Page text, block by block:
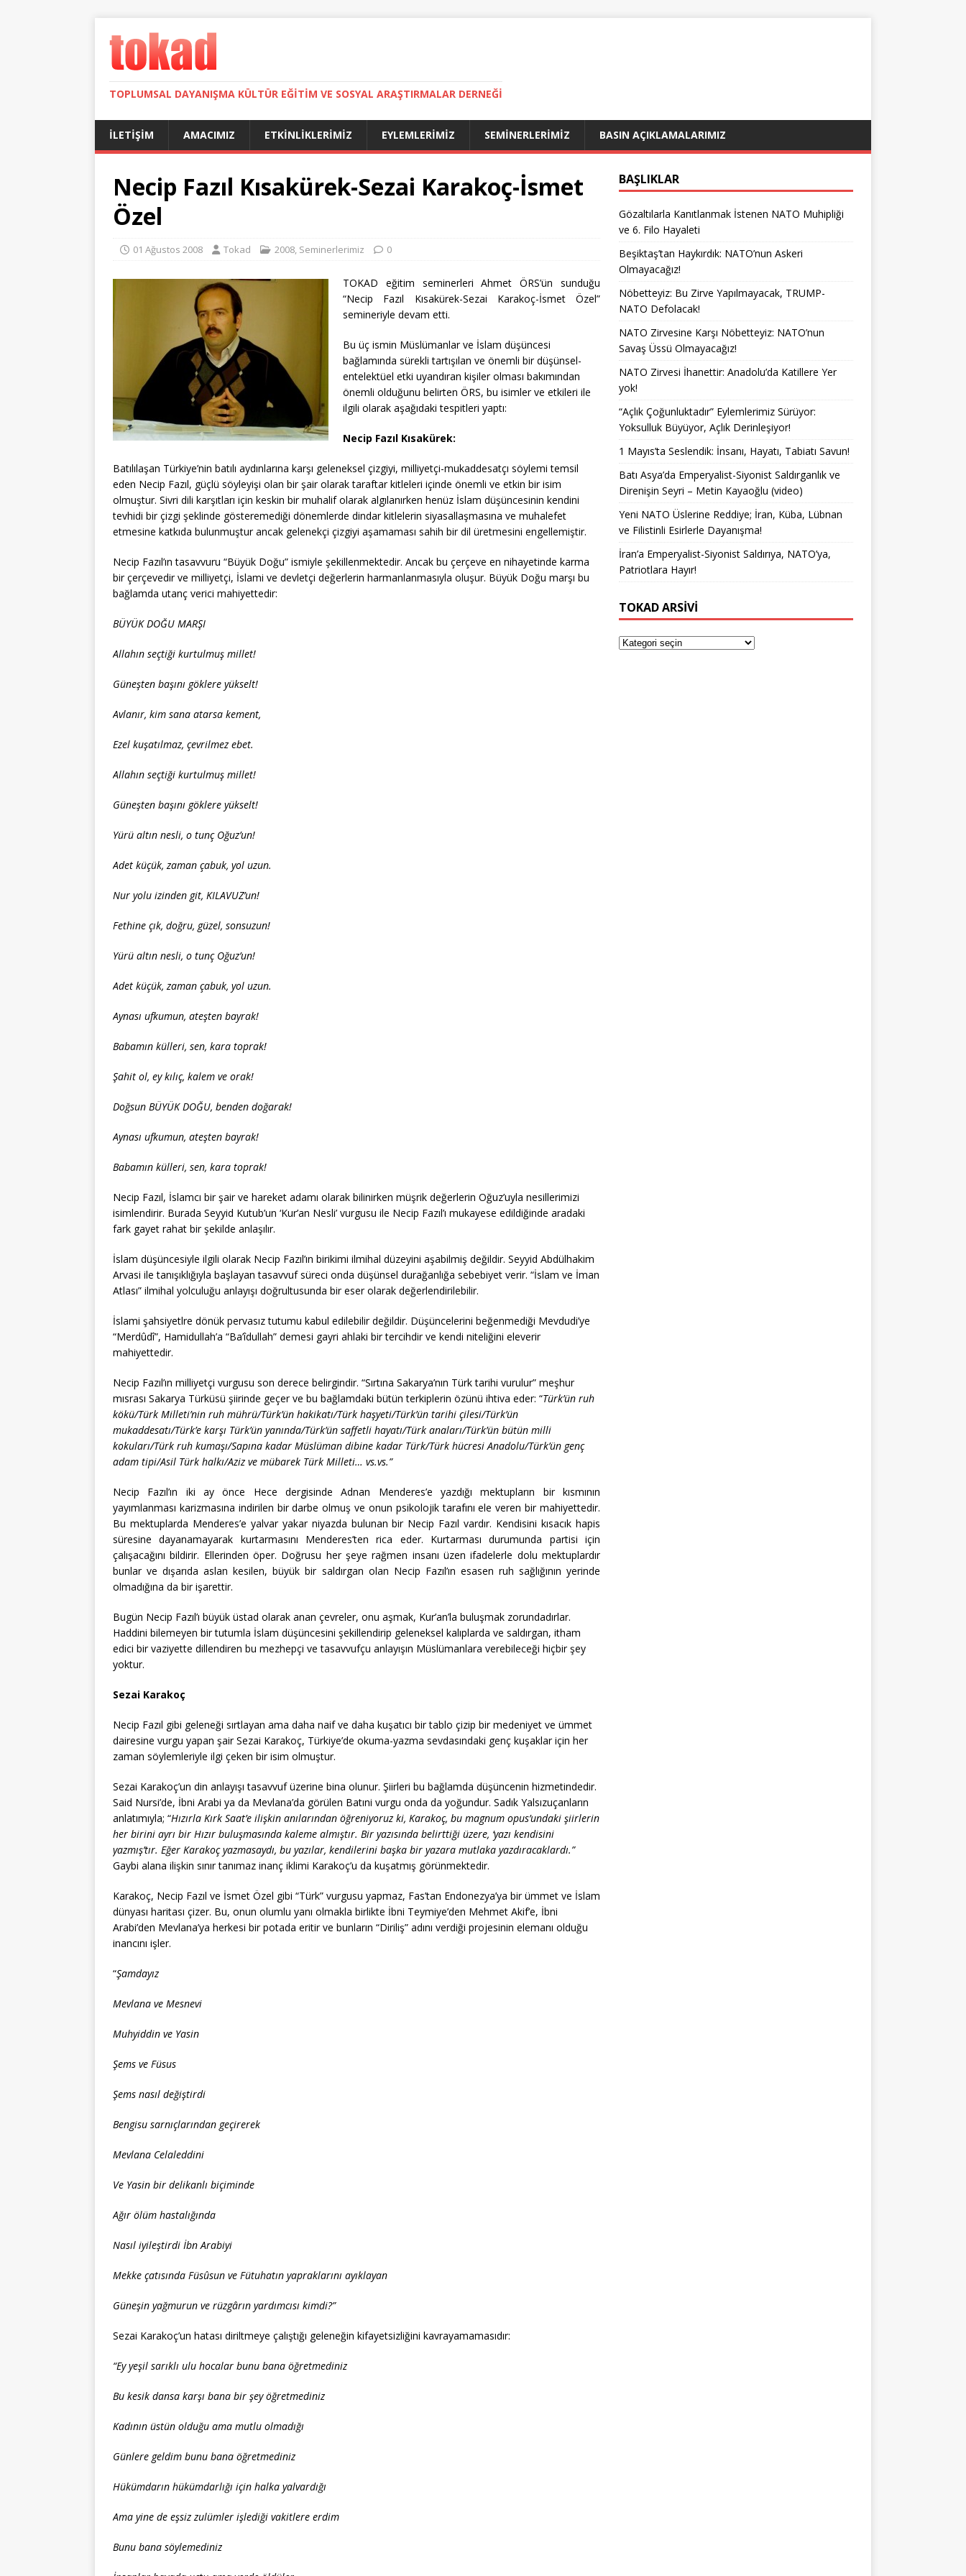
TOPLUMSAL DAYANIŞMA KÜLTÜR EĞITIM VE SOSYAL ARAŞTIRMALAR DERNEĞI
İLETIŞIM AMACIMIZ ETKINLIKLERIMIZ EYLEMLERIMIZ SEMINERLERIMIZ BASIN AÇIKLAMALARIMIZ
Necip Fazıl Kısakürek-Sezai Karakoç-İsmet
Özel
01 Ağustos 2008 Tokad 2008, Seminerlerimiz 0
TOKAD eğitim seminerleri Ahmet ÖRS’ün sunduğu
“Necip Fazıl Kısakürek-Sezai Karakoç-İsmet Özel”
semineriyle devam etti.
Bu üç ismin Müslümanlar ve İslam düşüncesi
bağlamında sürekli tartışılan ve önemli bir düşünsel-
entelektüel etki uyandıran kişiler olması bakımından
önemli olduğunu belirten ÖRS, bu isimler ve etkileri ile
ilgili olarak aşağıdaki tespitleri yaptı:
Necip Fazıl Kısakürek:
Batılılaşan Türkiye’nin batılı aydınlarına karşı geleneksel çizgiyi, milliyetçi-mukaddesatçı söylemi temsil
eden Necip Fazıl, güçlü söyleyişi olan bir şair olarak taraftar kitleleri içinde önemli ve etkin bir isim
olmuştur. Sivri dili karşıtları için keskin bir muhalif olarak algılanırken henüz İslam düşüncesinin kendini
tevhidi bir çizgi şeklinde gösteremediği dönemlerde dindar kitlelerin siyasallaşmasına ve muhalefet
etmesine katkıda bulunmuştur ancak gelenekçi çizgiyi aşamaması sahih bir dil üretmesini engellemiştir.
Necip Fazıl’ın tasavvuru “Büyük Doğu” ismiyle şekillenmektedir. Ancak bu çerçeve en nihayetinde karma
bir çerçevedir ve milliyetçi, İslami ve devletçi değerlerin harmanlanmasıyla oluşur. Büyük Doğu marşı bu
bağlamda utanç verici mahiyettedir:
BÜYÜK DOĞU MARŞI
Allahın seçtiği kurtulmuş millet!
Güneşten başını göklere yükselt!
Avlanır, kim sana atarsa kement,
Ezel kuşatılmaz, çevrilmez ebet.
Allahın seçtiği kurtulmuş millet!
Güneşten başını göklere yükselt!
Yürü altın nesli, o tunç Oğuz’un!
Adet küçük, zaman çabuk, yol uzun.
Nur yolu izinden git, KILAVUZ’un!
Fethine çık, doğru, güzel, sonsuzun!
Yürü altın nesli, o tunç Oğuz’un!
Adet küçük, zaman çabuk, yol uzun.
Aynası ufkumun, ateşten bayrak!
Babamın külleri, sen, kara toprak!
Şahit ol, ey kılıç, kalem ve orak!
Doğsun BÜYÜK DOĞU, benden doğarak!
Aynası ufkumun, ateşten bayrak!
Babamın külleri, sen, kara toprak!
Necip Fazıl, İslamcı bir şair ve hareket adamı olarak bilinirken müşrik değerlerin Oğuz’uyla nesillerimizi
isimlendirir. Burada Seyyid Kutub’un ‘Kur’an Nesli’ vurgusu ile Necip Fazıl’ı mukayese edildiğinde aradaki
fark gayet rahat bir şekilde anlaşılır.
İslam düşüncesiyle ilgili olarak Necip Fazıl’ın birikimi ilmihal düzeyini aşabilmiş değildir. Seyyid Abdülhakim
Arvasi ile tanışıklığıyla başlayan tasavvuf süreci onda düşünsel durağanlığa sebebiyet verir. “İslam ve İman
Atlası” ilmihal yolculuğu anlayışı doğrultusunda bir eser olarak değerlendirilebilir.
İslami şahsiyetlre dönük pervasız tutumu kabul edilebilir değildir. Düşüncelerini beğenmediği Mevdudi’ye
“Merdûdî”, Hamidullah’a “Ba’îdullah” demesi gayri ahlaki bir tercihdir ve kendi niteliğini eleverir
mahiyettedir.
Necip Fazıl’ın milliyetçi vurgusu son derece belirgindir. “Sırtına Sakarya’nın Türk tarihi vurulur” meşhur
mısrası Sakarya Türküsü şiirinde geçer ve bu bağlamdaki bütün terkiplerin özünü ihtiva eder: “Türk’ün ruh
kökü/Türk Milleti’nin ruh mührü/Türk’ün hakikatı/Türk haşyeti/Türk’ün tarihi çilesi/Türk’ün
mukaddesatı/Türk’e karşı Türk’ün yanında/Türk’ün saffetli hayatı/Türk anaları/Türk’ün bütün milli
kokuları/Türk ruh kumaşı/Sapına kadar Müslüman dibine kadar Türk/Türk hücresi Anadolu/Türk’ün genç
adam tipi/Asil Türk halkı/Aziz ve mübarek Türk Milleti… vs.vs.”
Necip Fazıl’ın iki ay önce Hece dergisinde Adnan Menderes’e yazdığı mektupların bir kısmının
yayımlanması karizmasına indirilen bir darbe olmuş ve onun psikolojik tarafını ele veren bir mahiyettedir.
Bu mektuplarda Menderes’e yalvar yakar niyazda bulunan bir Necip Fazıl vardır. Kendisini kısacık hapis
süresine dayanamayarak kurtarmasını Menderes’ten rica eder. Kurtarması durumunda partisi için
çalışacağını bildirir. Ellerinden öper. Doğrusu her şeye rağmen insanı üzen ifadelerle dolu mektuplardır
bunlar ve dışarıda aslan kesilen, büyük bir saldırgan olan Necip Fazıl’ın esasen ruh sağlığının yerinde
olmadığına da bir işarettir.
Bugün Necip Fazıl’ı büyük üstad olarak anan çevreler, onu aşmak, Kur’an’la buluşmak zorundadırlar.
Haddini bilemeyen bir tutumla İslam düşüncesini şekillendirip geleneksel kalıplarda ve saldırgan, itham
edici bir vaziyette dillendiren bu mezhepçi ve tasavvufçu anlayışın Müslümanlara verebileceği hiçbir şey
yoktur.
Sezai Karakoç
Necip Fazıl gibi geleneği sırtlayan ama daha naif ve daha kuşatıcı bir tablo çizip bir medeniyet ve ümmet
dairesine vurgu yapan şair Sezai Karakoç, Türkiye’de okuma-yazma sevdasındaki genç kuşaklar için her
zaman söylemleriyle ilgi çeken bir isim olmuştur.
Sezai Karakoç’un din anlayışı tasavvuf üzerine bina olunur. Şiirleri bu bağlamda düşüncenin hizmetindedir.
Said Nursi’de, İbni Arabi ya da Mevlana’da görülen Batıni vurgu onda da yoğundur. Sadık Yalsızuçanların
anlatımıyla; “Hızırla Kırk Saat’e ilişkin anılarından öğreniyoruz ki, Karakoç, bu magnum opus’undaki şiirlerin
her birini ayrı bir Hızır buluşmasında kaleme almıştır. Bir yazısında belirttiği üzere, ‘yazı kendisini
yazmış’tır. Eğer Karakoç yazmasaydı, bu yazılar, kendilerini başka bir yazara mutlaka yazdıracaklardı.”
Gaybi alana ilişkin sınır tanımaz inanç iklimi Karakoç’u da kuşatmış görünmektedir.
Karakoç, Necip Fazıl ve İsmet Özel gibi “Türk” vurgusu yapmaz, Fas’tan Endonezya’ya bir ümmet ve İslam
dünyası haritası çizer. Bu, onun olumlu yanı olmakla birlikte İbni Teymiye’den Mehmet Akif’e, İbni
Arabi’den Mevlana’ya herkesi bir potada eritir ve bunların “Diriliş” adını verdiği projesinin elemanı olduğu
inancını işler.
“Şamdayız
Mevlana ve Mesnevi
Muhyiddin ve Yasin
Şems ve Füsus
Şems nasıl değiştirdi
Bengisu sarnıçlarından geçirerek
Mevlana Celaleddini
Ve Yasin bir delikanlı biçiminde
Ağır ölüm hastalığında
Nasıl iyileştirdi İbn Arabiyi
Mekke çatısında Füsûsun ve Fütuhatın yapraklarını ayıklayan
Güneşin yağmurun ve rüzgârın yardımcısı kimdi?”
Sezai Karakoç’un hatası diriltmeye çalıştığı geleneğin kifayetsizliğini kavrayamamasıdır:
“Ey yeşil sarıklı ulu hocalar bunu bana öğretmediniz
Bu kesik dansa karşı bana bir şey öğretmediniz
Kadının üstün olduğu ama mutlu olmadığı
Günlere geldim bunu bana öğretmediniz
Hükümdarın hükümdarlığı için halka yalvardığı
Ama yine de eşsiz zulümler işlediği vakitlere erdim
Bunu bana söylemediniz
BAŞLIKLAR
Gözaltılarla Kanıtlanmak İstenen NATO Muhipliği
ve 6. Filo Hayaleti
Beşiktaş’tan Haykırdık: NATO’nun Askeri
Olmayacağız!
Nöbetteyiz: Bu Zirve Yapılmayacak, TRUMP-
NATO Defolacak!
NATO Zirvesine Karşı Nöbetteyiz: NATO’nun
Savaş Üssü Olmayacağız!
NATO Zirvesi İhanettir: Anadolu’da Katillere Yer
yok!
“Açlık Çoğunluktadır” Eylemlerimiz Sürüyor:
Yoksulluk Büyüyor, Açlık Derinleşiyor!
1 Mayıs’ta Seslendik: İnsanı, Hayatı, Tabiatı Savun!
Batı Asya’da Emperyalist-Siyonist Saldırganlık ve
Direnişin Seyri – Metin Kayaoğlu (video)
Yeni NATO Üslerine Reddiye; İran, Küba, Lübnan
ve Filistinli Esirlerle Dayanışma!
İran’a Emperyalist-Siyonist Saldırıya, NATO’ya,
Patriotlara Hayır!
TOKAD ARSIVI